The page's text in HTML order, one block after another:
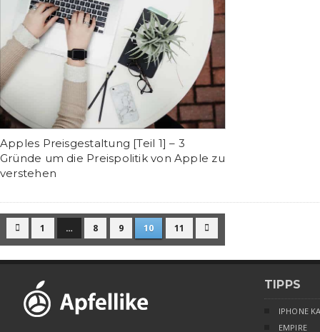
Apples Preisgestaltung [Teil 1] – 3
Gründe um die Preispolitik von Apple zu
verstehen
 1 … 8 9 10 11 
TIPPS
IPHONE
EMPIRE